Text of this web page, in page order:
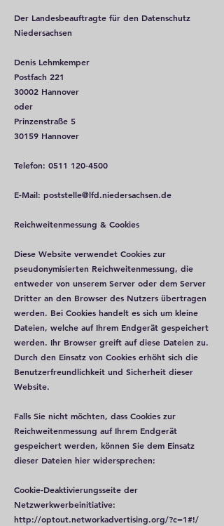
Der Landesbeauftragte für den Datenschutz
Niedersachsen
Denis Lehmkemper
Postfach 221
30002 Hannover
oder
Prinzenstraße 5
30159 Hannover
Telefon: 0511 120-4500
E-Mail: poststelle@lfd.niedersachsen.de
Reichweitenmessung & Cookies
Diese Website verwendet Cookies zur
pseudonymisierten Reichweitenmessung, die
entweder von unserem Server oder dem Server
Dritter an den Browser des Nutzers übertragen
werden. Bei Cookies handelt es sich um kleine
Dateien, welche auf Ihrem Endgerät gespeichert
werden. Ihr Browser greift auf diese Dateien zu.
Durch den Einsatz von Cookies erhöht sich die
Benutzerfreundlichkeit und Sicherheit dieser
Website.
Falls Sie nicht möchten, dass Cookies zur
Reichweitenmessung auf Ihrem Endgerät
gespeichert werden, können Sie dem Einsatz
dieser Dateien hier widersprechen:
Cookie-Deaktivierungsseite der
Netzwerkwerbeinitiative:
http://optout.networkadvertising.org/?c=1#!/